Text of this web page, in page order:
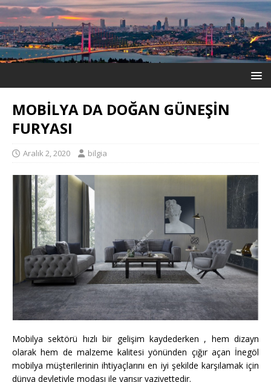
MOBİLYA DA DOĞAN GÜNEŞİN
FURYASI
Aralık 2, 2020 bilgia
Mobilya sektörü hızlı bir gelişim kaydederken , hem dizayn
olarak hem de malzeme kalitesi yönünden çığır açan İnegöl
mobilya müşterilerinin ihtiyaçlarını en iyi şekilde karşılamak için
dünya devletiyle modası ile yarışır vaziyettedir.